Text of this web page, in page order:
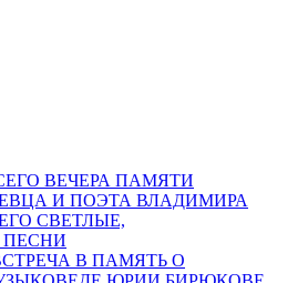
ВЕЧЕРА ПАМЯТИ
И ПОЭТА ВЛАДИМИРА
СВЕТЛЫЕ,